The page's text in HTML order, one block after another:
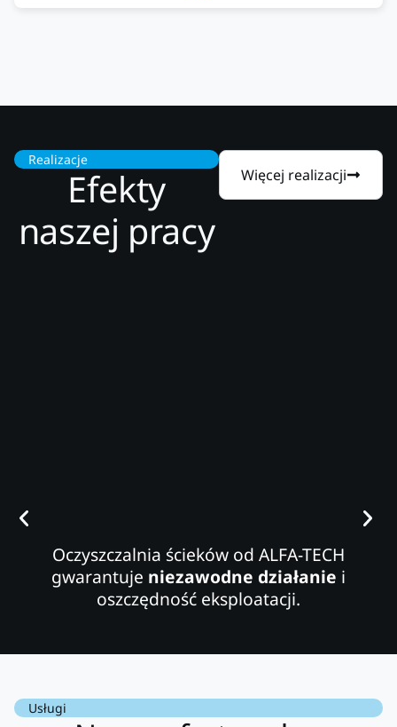
Realizacje
Efekty
naszej pracy
Więcej realizacji
Oczyszczalnia ścieków od ALFA-TECH
gwarantuje niezawodne działanie i
oszczędność eksploatacji.
Usługi